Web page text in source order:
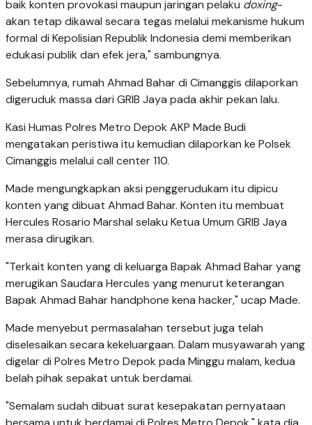
baik konten provokasi maupun jaringan pelaku doxing-
akan tetap dikawal secara tegas melalui mekanisme hukum
formal di Kepolisian Republik Indonesia demi memberikan
edukasi publik dan efek jera," sambungnya.
Sebelumnya, rumah Ahmad Bahar di Cimanggis dilaporkan
digeruduk massa dari GRIB Jaya pada akhir pekan lalu.
Kasi Humas Polres Metro Depok AKP Made Budi
mengatakan peristiwa itu kemudian dilaporkan ke Polsek
Cimanggis melalui call center 110.
Made mengungkapkan aksi penggerudukam itu dipicu
konten yang dibuat Ahmad Bahar. Konten itu membuat
Hercules Rosario Marshal selaku Ketua Umum GRIB Jaya
merasa dirugikan.
"Terkait konten yang di keluarga Bapak Ahmad Bahar yang
merugikan Saudara Hercules yang menurut keterangan
Bapak Ahmad Bahar handphone kena hacker," ucap Made.
Made menyebut permasalahan tersebut juga telah
diselesaikan secara kekeluargaan. Dalam musyawarah yang
digelar di Polres Metro Depok pada Minggu malam, kedua
belah pihak sepakat untuk berdamai.
"Semalam sudah dibuat surat kesepakatan pernyataan